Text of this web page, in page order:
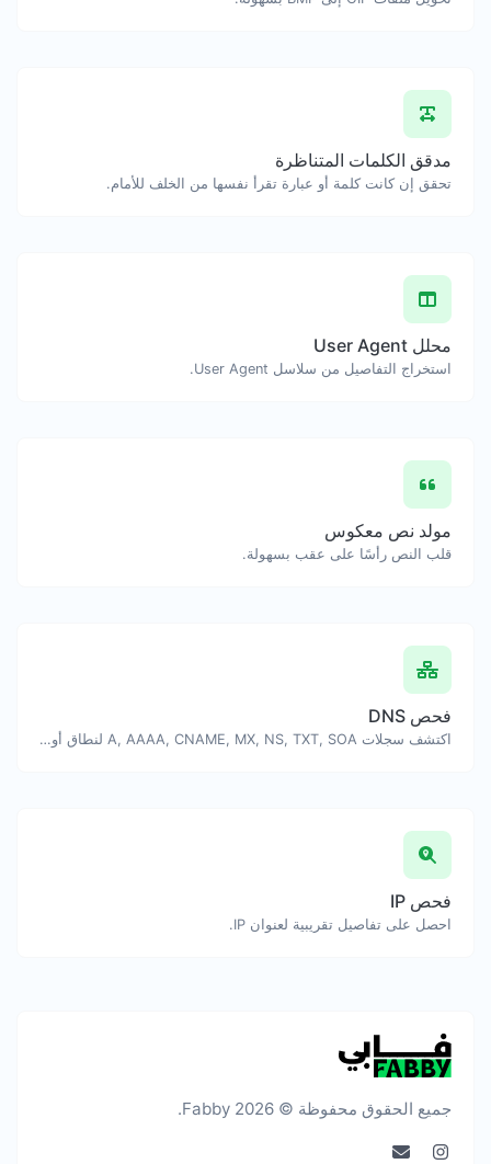
مدقق الكلمات المتناظرة
تحقق إن كانت كلمة أو عبارة تقرأ نفسها من الخلف للأمام.
محلل User Agent
استخراج التفاصيل من سلاسل User Agent.
مولد نص معكوس
قلب النص رأسًا على عقب بسهولة.
فحص DNS
اكتشف سجلات A, AAAA, CNAME, MX, NS, TXT, SOA لنطاق أو مضيف.
فحص IP
احصل على تفاصيل تقريبية لعنوان IP.
جميع الحقوق محفوظة © 2026 Fabby.